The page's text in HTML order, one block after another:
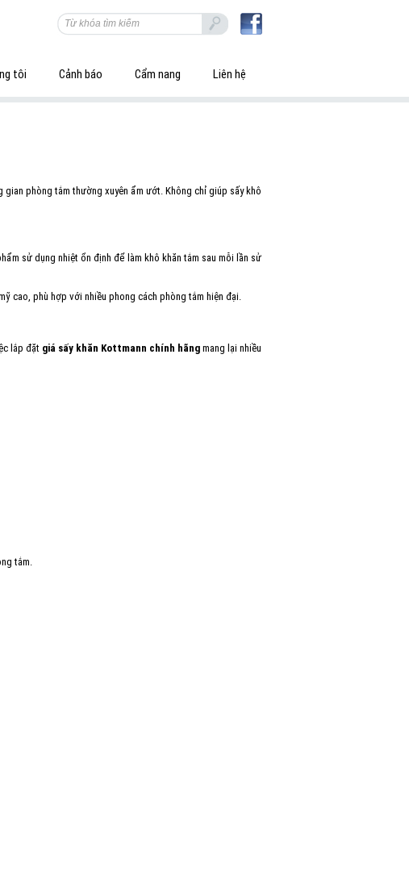
tôi Cảnh báo Cẩm nang Liên hệ
phòng tắm thường xuyên ẩm ướt. Không chỉ giúp sấy khô
sử dụng nhiệt ổn định để làm khô khăn tắm sau mỗi lần sử
cao, phù hợp với nhiều phong cách phòng tắm hiện đại.
lắp đặt giá sấy khăn Kottmann chính hãng mang lại nhiều
tắm.